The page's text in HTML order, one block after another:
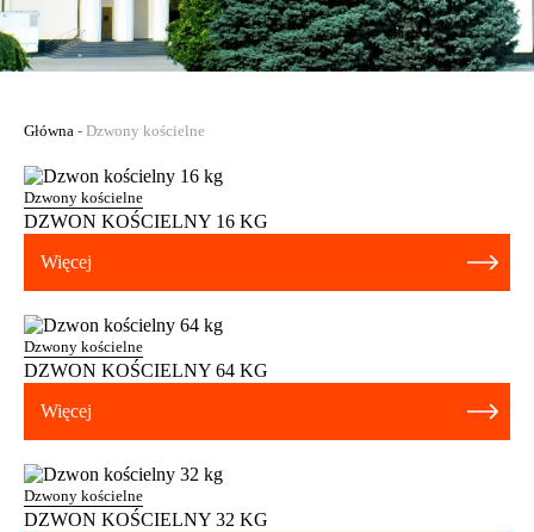
Główna - Dzwony kościelne
Dzwony kościelne
DZWON KOŚCIELNY 16 KG
Więcej
Dzwony kościelne
DZWON KOŚCIELNY 64 KG
Więcej
Dzwony kościelne
DZWON KOŚCIELNY 32 KG